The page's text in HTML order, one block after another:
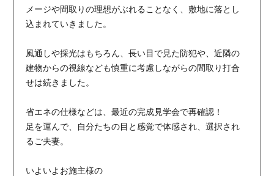
メージや間取りの理想がぶれることなく、敷地に落とし
込まれていきました。
風通しや採光はもちろん、長い目で見た防犯や、近隣の
建物からの視線なども慎重に考慮しながらの間取り打合
せは続きました。
省エネの仕様などは、最近の完成見学会で再確認！
足を運んで、自分たちの目と感覚で体感され、選択され
るご夫妻。
いよいよお施主様の